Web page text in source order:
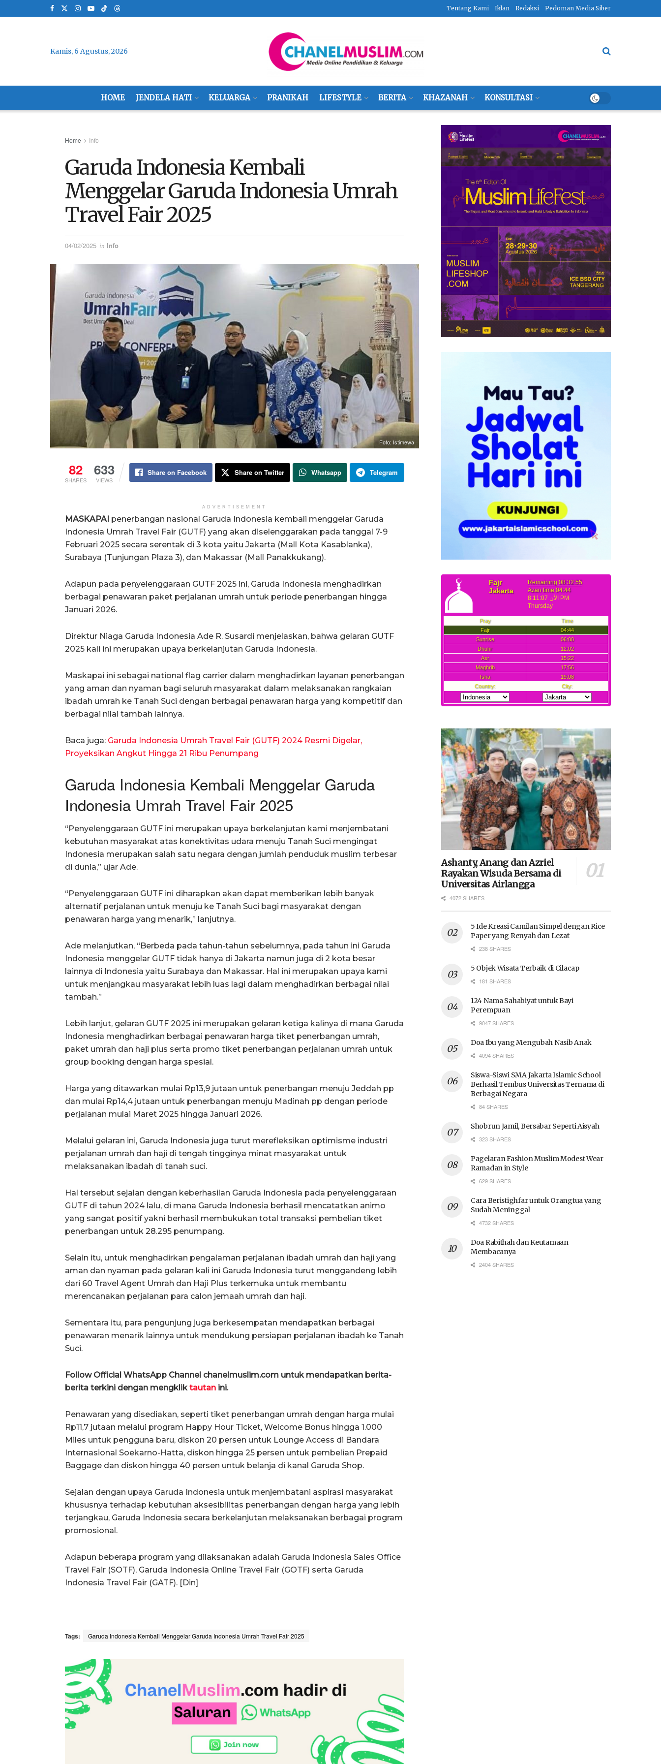
Tentang Kami Iklan Redaksi Pedoman Media Siber
Kamis, 6 Agustus, 2026
HOME JENDELA HATI KELUARGA PRANIKAH LIFESTYLE BERITA KHAZANAH KONSULTASI
Home Info
Garuda Indonesia Kembali
Menggelar Garuda Indonesia Umrah
Travel Fair 2025
04/02/2025 in Info
Foto: Istimewa
82
SHARES
633
VIEWS
Share on Facebook Share on Twitter Whatsapp Telegram
ADVERTISEMENT
MASKAPAI penerbangan nasional Garuda Indonesia kembali menggelar Garuda
Indonesia Umrah Travel Fair (GUTF) yang akan diselenggarakan pada tanggal 7-9
Februari 2025 secara serentak di 3 kota yaitu Jakarta (Mall Kota Kasablanka),
Surabaya (Tunjungan Plaza 3), dan Makassar (Mall Panakkukang).
Adapun pada penyelenggaraan GUTF 2025 ini, Garuda Indonesia menghadirkan
berbagai penawaran paket perjalanan umrah untuk periode penerbangan hingga
Januari 2026.
Direktur Niaga Garuda Indonesia Ade R. Susardi menjelaskan, bahwa gelaran GUTF
2025 kali ini merupakan upaya berkelanjutan Garuda Indonesia.
Maskapai ini sebagai national flag carrier dalam menghadirkan layanan penerbangan
yang aman dan nyaman bagi seluruh masyarakat dalam melaksanakan rangkaian
ibadah umrah ke Tanah Suci dengan berbagai penawaran harga yang kompetitif dan
berbagai nilai tambah lainnya.
Baca juga: Garuda Indonesia Umrah Travel Fair (GUTF) 2024 Resmi Digelar,
Proyeksikan Angkut Hingga 21 Ribu Penumpang
Garuda Indonesia Kembali Menggelar Garuda
Indonesia Umrah Travel Fair 2025
“Penyelenggaraan GUTF ini merupakan upaya berkelanjutan kami menjembatani
kebutuhan masyarakat atas konektivitas udara menuju Tanah Suci mengingat
Indonesia merupakan salah satu negara dengan jumlah penduduk muslim terbesar
di dunia,” ujar Ade.
“Penyelenggaraan GUTF ini diharapkan akan dapat memberikan lebih banyak
alternatif perjalanan untuk menuju ke Tanah Suci bagi masyarakat dengan
penawaran harga yang menarik,” lanjutnya.
Ade melanjutkan, “Berbeda pada tahun-tahun sebelumnya, pada tahun ini Garuda
Indonesia menggelar GUTF tidak hanya di Jakarta namun juga di 2 kota besar
lainnya di Indonesia yaitu Surabaya dan Makassar. Hal ini merupakan upaya kami
untuk menjangkau masyarakat lebih luas lagi dalam menghadirkan berbagai nilai
tambah.”
Lebih lanjut, gelaran GUTF 2025 ini merupakan gelaran ketiga kalinya di mana Garuda
Indonesia menghadirkan berbagai penawaran harga tiket penerbangan umrah,
paket umrah dan haji plus serta promo tiket penerbangan perjalanan umrah untuk
group booking dengan harga spesial.
Harga yang ditawarkan mulai Rp13,9 jutaan untuk penerbangan menuju Jeddah pp
dan mulai Rp14,4 jutaan untuk penerbangan menuju Madinah pp dengan periode
perjalanan mulai Maret 2025 hingga Januari 2026.
Melalui gelaran ini, Garuda Indonesia juga turut merefleksikan optimisme industri
perjalanan umrah dan haji di tengah tingginya minat masyarakat untuk
melaksanakan ibadah di tanah suci.
Hal tersebut sejalan dengan keberhasilan Garuda Indonesia pada penyelenggaraan
GUTF di tahun 2024 lalu, di mana Garuda Indonesia berhasil mencatatkan animo
yang sangat positif yakni berhasil membukukan total transaksi pembelian tiket
penerbangan untuk 28.295 penumpang.
Selain itu, untuk menghadirkan pengalaman perjalanan ibadah umrah dan haji yang
aman dan nyaman pada gelaran kali ini Garuda Indonesia turut menggandeng lebih
dari 60 Travel Agent Umrah dan Haji Plus terkemuka untuk membantu
merencanakan perjalanan para calon jemaah umrah dan haji.
Sementara itu, para pengunjung juga berkesempatan mendapatkan berbagai
penawaran menarik lainnya untuk mendukung persiapan perjalanan ibadah ke Tanah
Suci.
Follow Official WhatsApp Channel chanelmuslim.com untuk mendapatkan berita-
berita terkini dengan mengkliktautan ini.
Penawaran yang disediakan, seperti tiket penerbangan umrah dengan harga mulai
Rp11,7 jutaan melalui program Happy Hour Ticket, Welcome Bonus hingga 1.000
Miles untuk pengguna baru, diskon 20 persen untuk Lounge Access di Bandara
Internasional Soekarno-Hatta, diskon hingga 25 persen untuk pembelian Prepaid
Baggage dan diskon hingga 40 persen untuk belanja di kanal Garuda Shop.
Sejalan dengan upaya Garuda Indonesia untuk menjembatani aspirasi masyarakat
khususnya terhadap kebutuhan aksesibilitas penerbangan dengan harga yang lebih
terjangkau, Garuda Indonesia secara berkelanjutan melaksanakan berbagai program
promosional.
Adapun beberapa program yang dilaksanakan adalah Garuda Indonesia Sales Office
Travel Fair (SOTF), Garuda Indonesia Online Travel Fair (GOTF) serta Garuda
Indonesia Travel Fair (GATF). [Din]
Tags: Garuda Indonesia Kembali Menggelar Garuda Indonesia Umrah Travel Fair 2025
Ashanty, Anang dan Azriel
Rayakan Wisuda Bersama di
Universitas Airlangga
4072 SHARES
5 Ide Kreasi Camilan Simpel dengan Rice
Paper yang Renyah dan Lezat
238 SHARES
5 Objek Wisata Terbaik di Cilacap
181 SHARES
124 Nama Sahabiyat untuk Bayi
Perempuan
9047 SHARES
Doa Ibu yang Mengubah Nasib Anak
4094 SHARES
Siswa-Siswi SMA Jakarta Islamic School
Berhasil Tembus Universitas Ternama di
Berbagai Negara
84 SHARES
Shobrun Jamil, Bersabar Seperti Aisyah
323 SHARES
Pagelaran Fashion Muslim Modest Wear
Ramadan in Style
629 SHARES
Cara Beristighfar untuk Orangtua yang
Sudah Meninggal
4732 SHARES
Doa Rabithah dan Keutamaan
Membacanya
2404 SHARES